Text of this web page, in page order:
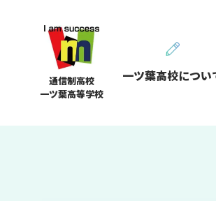
通信制高校
一ツ葉高等学校
一ツ葉高校につい